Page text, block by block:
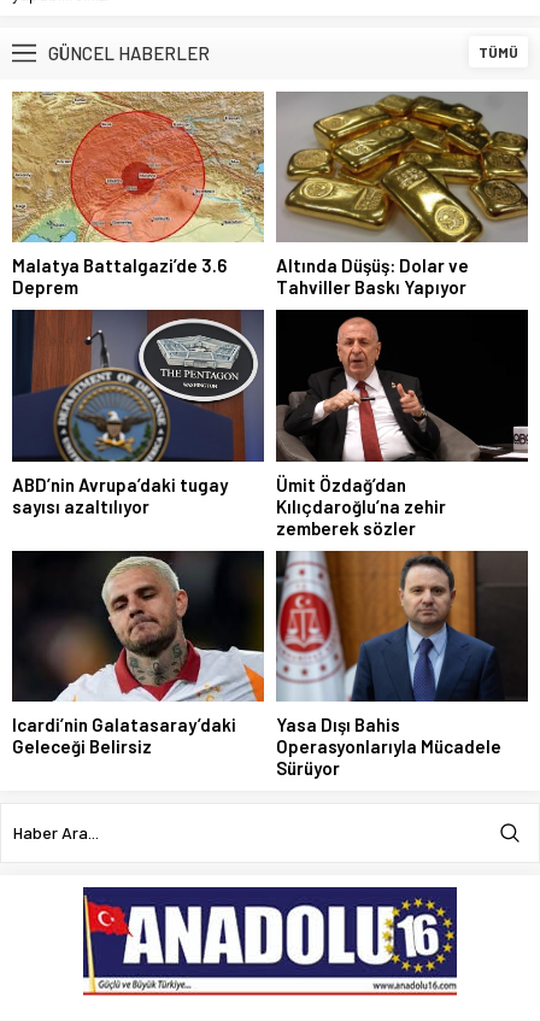
GÜNCEL HABERLER TÜMÜ
Malatya Battalgazi’de 3.6
Deprem
Altında Düşüş: Dolar ve
Tahviller Baskı Yapıyor
ABD’nin Avrupa’daki tugay
sayısı azaltılıyor
Ümit Özdağ’dan
Kılıçdaroğlu’na zehir
zemberek sözler
Icardi’nin Galatasaray’daki
Geleceği Belirsiz
Yasa Dışı Bahis
Operasyonlarıyla Mücadele
Sürüyor